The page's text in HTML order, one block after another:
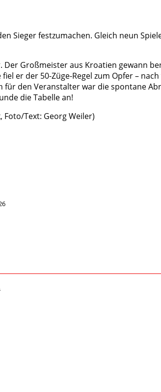
Sieger festzumachen. Gleich neun
Der Großmeister aus Kroatien gewann
er der 50-Züge-Regel zum Opfer –
den Veranstalter war die spontane
die Tabelle an!
Foto/Text: Georg Weiler)